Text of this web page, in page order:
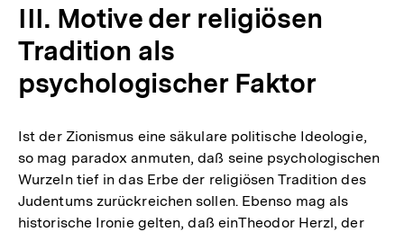
III. Motive der religiösen
Tradition als
psychologischer Faktor
Ist der Zionismus eine säkulare politische Ideologie,
so mag paradox anmuten, daß seine psychologischen
Wurzeln tief in das Erbe der religiösen Tradition des
Judentums zurückreichen sollen. Ebenso mag als
historische Ironie gelten, daß einTheodor Herzl, der